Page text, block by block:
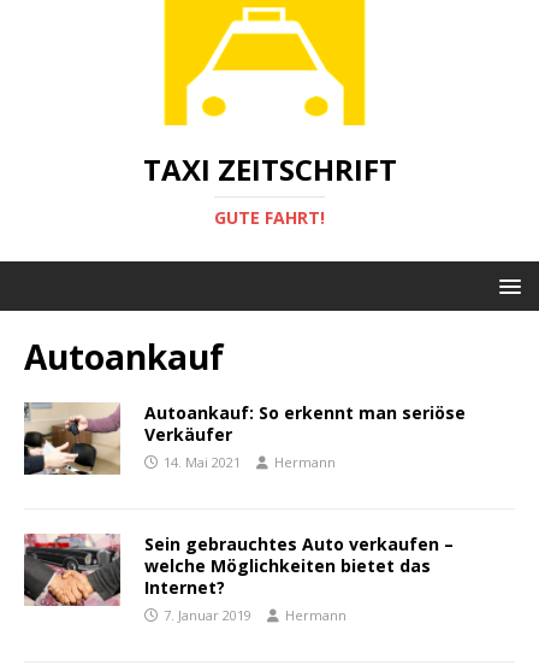
TAXI ZEITSCHRIFT
GUTE FAHRT!
Autoankauf
Autoankauf: So erkennt man seriöse
Verkäufer
14. Mai 2021 Hermann
Sein gebrauchtes Auto verkaufen –
welche Möglichkeiten bietet das
Internet?
7. Januar 2019 Hermann